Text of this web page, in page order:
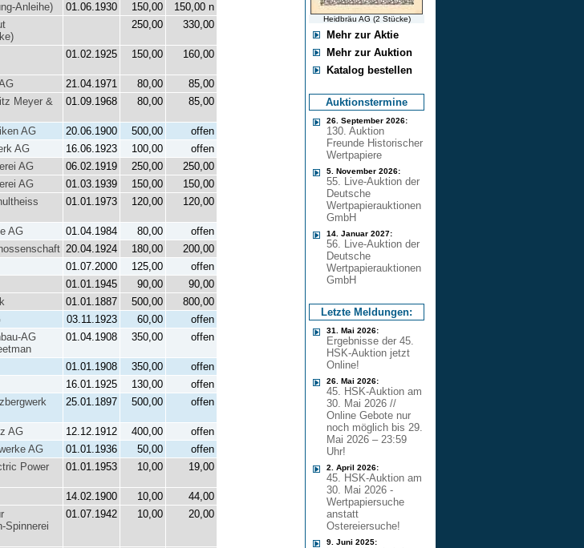
Anleihe) 01.06.1930 150,00
150,00 n
250,00 330,00
01.02.1925 150,00 160,00
21.04.1971 80,00
85,00
Meyer &
01.09.1968 80,00 85,00
AG 20.06.1900 500,00
offen
AG 16.06.1923 100,00
offen
AG 06.02.1919 250,00
250,00
AG 01.03.1939 150,00
150,00
01.01.1973 120,00 120,00
AG 01.04.1984 80,00
offen
20.04.1924 180,00
200,00
01.07.2000 125,00
offen
01.01.1945 90,00
90,00
01.01.1887 500,00
800,00
03.11.1923 60,00
offen
AG
01.04.1908 350,00 offen
01.01.1908 350,00
offen
16.01.1925 130,00
offen
25.01.1897 500,00 offen
AG 12.12.1912 400,00
offen
AG 01.01.1936 50,00
offen
Power
01.01.1953 10,00 19,00
14.02.1900 10,00
44,00
Spinnerei
01.07.1942 10,00 20,00
Heidbräu AG (2 Stücke)
Mehr zur Aktie
Mehr zur Auktion
Katalog bestellen
Auktionstermine
26. September 2026:
130. Auktion
Freunde Historischer
Wertpapiere
5. November 2026:
55. Live-Auktion der
Deutsche
Wertpapierauktionen
GmbH
14. Januar 2027:
56. Live-Auktion der
Deutsche
Wertpapierauktionen
GmbH
Letzte Meldungen:
31. Mai 2026:
Ergebnisse der 45.
HSK-Auktion jetzt
Online!
26. Mai 2026:
45. HSK-Auktion am
30. Mai 2026 //
Online Gebote nur
noch möglich bis 29.
Mai 2026 – 23:59
Uhr!
2. April 2026:
45. HSK-Auktion am
30. Mai 2026 -
Wertpapiersuche
anstatt
Ostereiersuche!
9. Juni 2025: